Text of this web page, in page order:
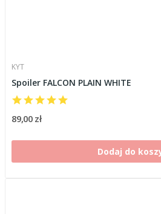
KYT
Spoiler FALCON PLAIN WHITE
89,00 zł
Dodaj do